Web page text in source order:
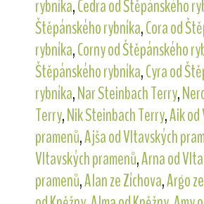
rybníka,Cedra od Štěpánského
Štěpánského rybníka,Cora od
rybníka,Corny od Štěpánského
Štěpánského rybníka,Cyra od
rybníka,Nar Steinbach Terry,
Terry,Nik Steinbach Terry,Aik
pramenů,Ajša od Vltavských
Vltavských pramenů,Arna od
pramenů,Alan ze Zíchova,Argo